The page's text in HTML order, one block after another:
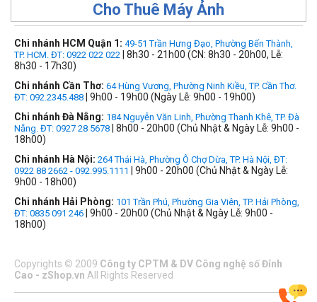
Cho Thuê Máy Ảnh
Chi nhánh HCM Quận 1: 49-51 Trần Hưng Đạo, Phường Bến Thành,
TP. HCM. ĐT: 0922 022 022 | 8h30 - 21h00 (CN: 8h30 - 20h00, Lễ:
8h30 - 17h30)
Chi nhánh Cần Thơ: 64 Hùng Vương, Phường Ninh Kiều, TP. Cần Thơ.
ĐT: 092.2345.488 | 9h00 - 19h00 (Ngày Lễ: 9h00 - 19h00)
Chi nhánh Đà Nẵng: 184 Nguyễn Văn Linh, Phường Thanh Khê, TP. Đà
Nẵng. ĐT: 0927 28 5678 | 8h00 - 20h00 (Chủ Nhật & Ngày Lễ: 9h00 -
18h00)
Chi nhánh Hà Nội: 264 Thái Hà, Phường Ô Chợ Dừa, TP. Hà Nội, ĐT:
0922 88 2662 - 092.995.1111
| 9h00 - 20h00 (Chủ Nhật & Ngày Lễ:
9h00 - 18h00)
Chi nhánh Hải Phòng: 101 Trần Phú, Phường Gia Viên, TP. Hải Phòng,
ĐT: 0835 091 246 | 9h00 - 20h00 (Chủ Nhật & Ngày Lễ: 9h00 -
18h00)
Copyrights © 2009 Công ty CPTM & DV Công nghệ số Đỉnh
Cao - zShop.vn All Rights Reserved